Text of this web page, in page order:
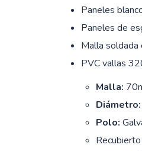
Paneles
Paneles de
Malla
PVC vallas
Malla:
Diámetro:
Polo: